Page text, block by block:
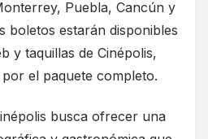
Puebla, Cancún y
boletos estarán disponibles
y taquillas de Cinépolis,
el paquete completo.
busca ofrecer una